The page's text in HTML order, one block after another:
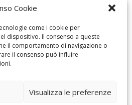
Cookie
come i cookie per
dispositivo. Il consenso a queste
il comportamento di navigazione o
il consenso può influire
Visualizza le preferenze
di